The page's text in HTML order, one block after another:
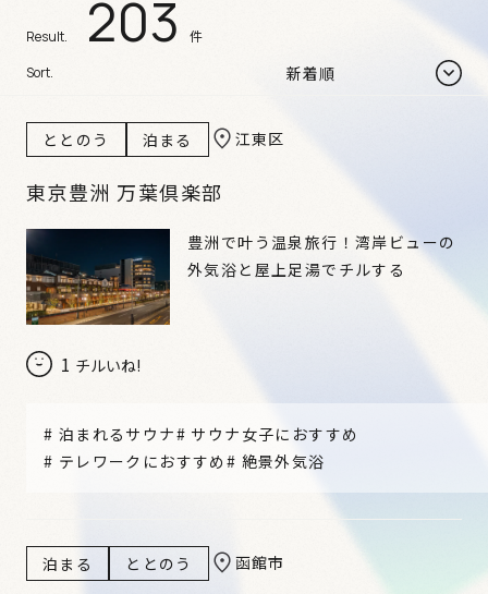
Result. 203 件
Sort.
ととのう 泊まる 江東区
東京豊洲 万葉倶楽部
1 チルいね!
豊洲で叶う温泉旅行！湾岸ビューの
外気浴と屋上足湯でチルする
# 泊まれるサウナ# サウナ女子におすすめ
# テレワークにおすすめ # 絶景外気浴
泊まる ととのう 函館市